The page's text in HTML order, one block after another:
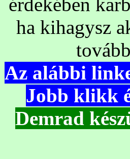
ha kihagysz
Az alábbi
Jobb klikk
Demrad